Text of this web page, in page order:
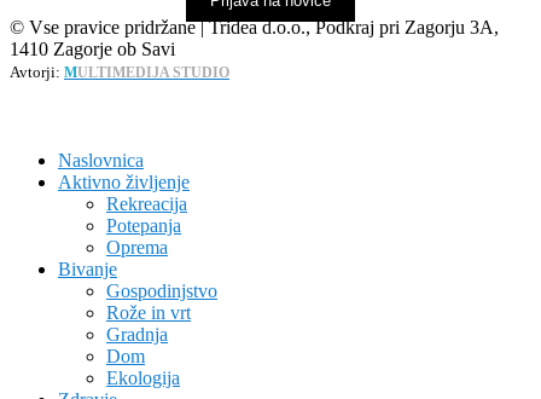
© Vse pravice pridržane | Tridea d.o.o., Podkraj pri Zagorju 3A,
1410 Zagorje ob Savi
Avtorji: MULTIMEDIJA STUDIO
Naslovnica
Aktivno življenje
Rekreacija
Potepanja
Oprema
Bivanje
Gospodinjstvo
Rože in vrt
Gradnja
Dom
Ekologija